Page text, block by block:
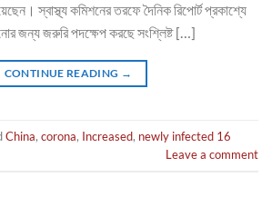
স্বাস্থ্য কমিশনের তরফে দৈনিক রিপোর্ট প্রকাশ্যে
জন্য জরুরি পদক্ষেপ করছে সংশ্লিষ্ট […]
CONTINUE READING →
China, corona, Increased, newly infected 16
Leave a comment